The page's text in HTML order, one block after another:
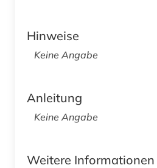
Hinweise
Keine Angabe
Anleitung
Keine Angabe
Weitere Informationen